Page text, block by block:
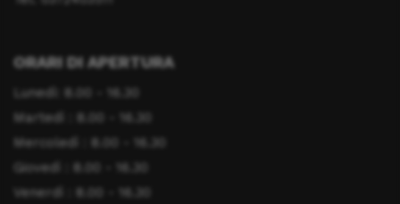
ORARI DI APERTURA
Lunedì: 8.00 - 16.30
Martedì : 8.00 - 16.30
Mercoledì : 8.00 - 16.30
Giovedì : 8.00 - 16.30
Venerdì : 8.00 - 16.30